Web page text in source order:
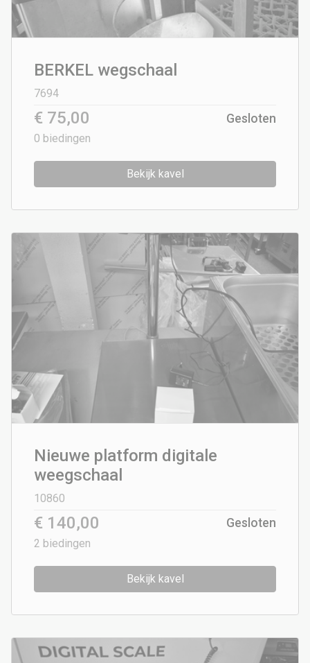
BERKEL wegschaal
7694
€ 75,00
0 biedingen
Gesloten
Bekijk kavel
Nieuwe platform digitale
weegschaal
10860
€ 140,00
2 biedingen
Gesloten
Bekijk kavel